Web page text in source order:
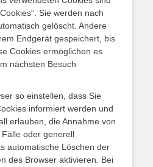
Sie werden nach
gelöscht. Andere
Endgerät gespeichert, bis
Cookies ermöglichen es
nächsten Besuch
so einstellen, dass Sie
informiert werden und
erlauben, die Annahme von
oder generell
automatische Löschen der
des Browser aktivieren. Bei